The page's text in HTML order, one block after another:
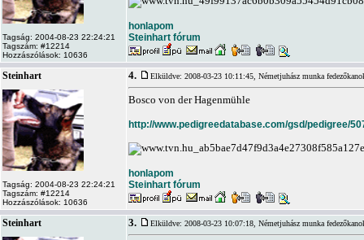
Tagság: 2004-08-23 22:24:21
Tagszám: #12214
Hozzászólások: 10636
honlapom
Steinhart fórum
Steinhart
Tagság: 2004-08-23 22:24:21
Tagszám: #12214
Hozzászólások: 10636
4. Elküldve: 2008-03-23 10:11:45, Németjuhász munka
Bosco von der Hagenmühle
http://www.pedigreedatabase.com/gsd/pedigree/
honlapom
Steinhart fórum
Steinhart 3. Elküldve: 2008-03-23 10:07:18, Németjuhász munka